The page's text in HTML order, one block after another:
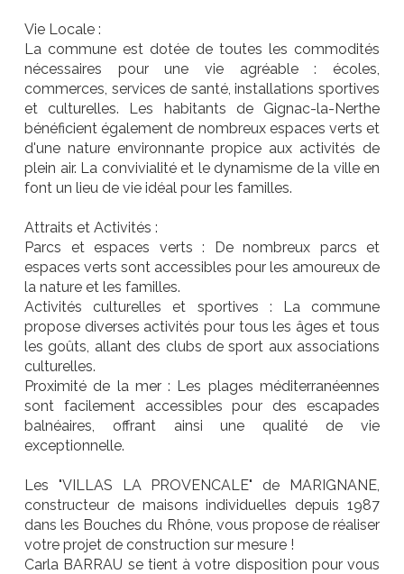
Vie Locale :
La commune est dotée de toutes les commodités
nécessaires pour une vie agréable : écoles,
commerces, services de santé, installations sportives
et culturelles. Les habitants de Gignac-la-Nerthe
bénéficient également de nombreux espaces verts et
d'une nature environnante propice aux activités de
plein air. La convivialité et le dynamisme de la ville en
font un lieu de vie idéal pour les familles.
Attraits et Activités :
Parcs et espaces verts : De nombreux parcs et
espaces verts sont accessibles pour les amoureux de
la nature et les familles.
Activités culturelles et sportives : La commune
propose diverses activités pour tous les âges et tous
les goûts, allant des clubs de sport aux associations
culturelles.
Proximité de la mer : Les plages méditerranéennes
sont facilement accessibles pour des escapades
balnéaires, offrant ainsi une qualité de vie
exceptionnelle.
Les "VILLAS LA PROVENCALE" de MARIGNANE,
constructeur de maisons individuelles depuis 1987
dans les Bouches du Rhône, vous propose de réaliser
votre projet de construction sur mesure !
Carla BARRAU se tient à votre disposition pour vous